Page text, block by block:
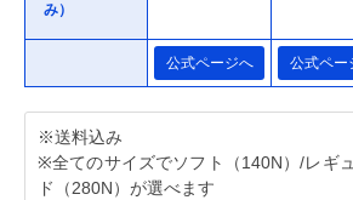
み）
公式ページへ 公式ペー
※送料込み
※全てのサイズでソフト（140N）/レギ
ド（280N）が選べます